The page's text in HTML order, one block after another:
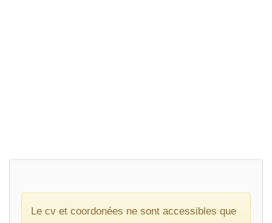
Le cv et coordonées ne sont accessibles que